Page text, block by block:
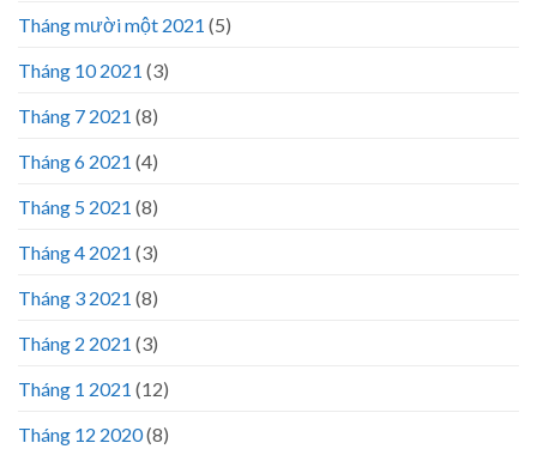
Tháng mười một 2021 (5)
Tháng 10 2021 (3)
Tháng 7 2021 (8)
Tháng 6 2021 (4)
Tháng 5 2021 (8)
Tháng 4 2021 (3)
Tháng 3 2021 (8)
Tháng 2 2021 (3)
Tháng 1 2021 (12)
Tháng 12 2020(8)